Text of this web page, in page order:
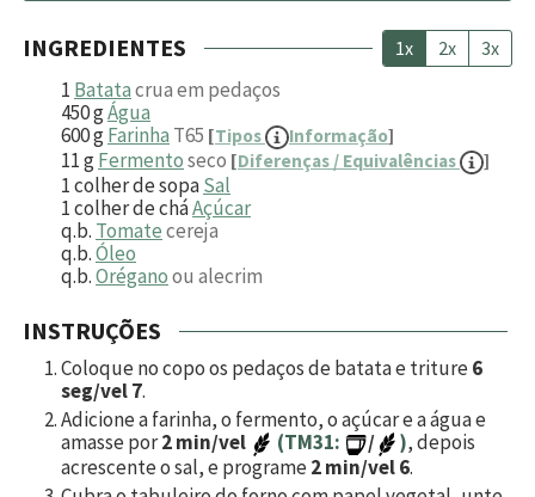
INGREDIENTES 1x 2x 3x
1 Batatacrua em pedaços
450gÁgua
600gFarinha T65 [Tipos Informação]
11gFermentoseco [Diferenças / Equivalências ]
1colher de sopaSal
1colher de cháAçúcar
q.b. Tomatecereja
q.b.Óleo
q.b.Oréganoou alecrim
INSTRUÇÕES
Coloque no copo os pedaços de batata e triture6
seg/vel 7.
Adicione a farinha, o fermento, o açúcar e a água e
amasse por2 min/vel (TM31: / ), depois
acrescente o sal, e programe2 min/vel 6.